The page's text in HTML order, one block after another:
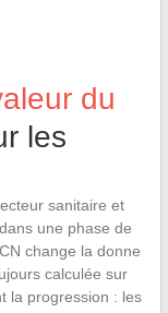
du
les
sanitaire et
une phase de
change la donne
calculée sur
la progression : les